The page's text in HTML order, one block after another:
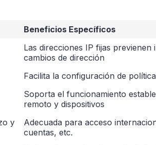
Beneficios Específicos
Las direcciones IP fijas
cambios de dirección
Facilita la configuración de
Soporta el funcionamiento
remoto y dispositivos
y
Adecuada para acceso
cuentas, etc.